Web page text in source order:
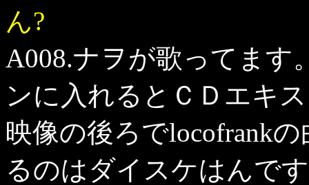
ん?
A008.ナヲが歌ってます
ンに入れるとＣＤエキ
映像の後ろでlocofrank
るのはダイスケはんで